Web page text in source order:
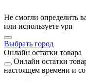
Не смогли определить
или используете vpn
Выбрать город
Онлайн остатки товара
Онлайн остатки
настоящем времени и